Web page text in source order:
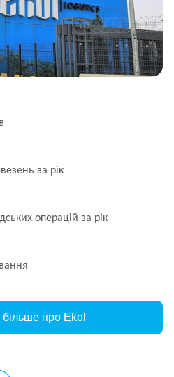
за рік
операцій за рік
більше про Ekol